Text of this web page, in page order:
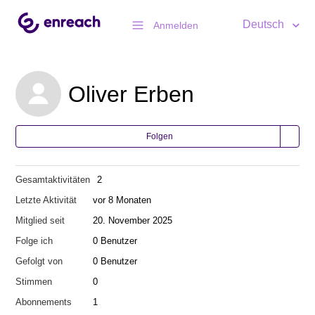
Anmelden Deutsch
Oliver Erben
Folgen
Gesamtaktivitäten
2
Letzte Aktivität
vor 8 Monaten
Mitglied seit
20. November 2025
Folge ich
0 Benutzer
Gefolgt von
0 Benutzer
Stimmen
0
Abonnements
1